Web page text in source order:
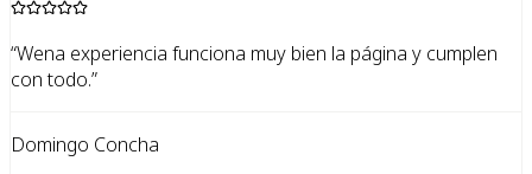
“Wena experiencia funciona muy bien la página y cumplen
con todo.”
Domingo Concha